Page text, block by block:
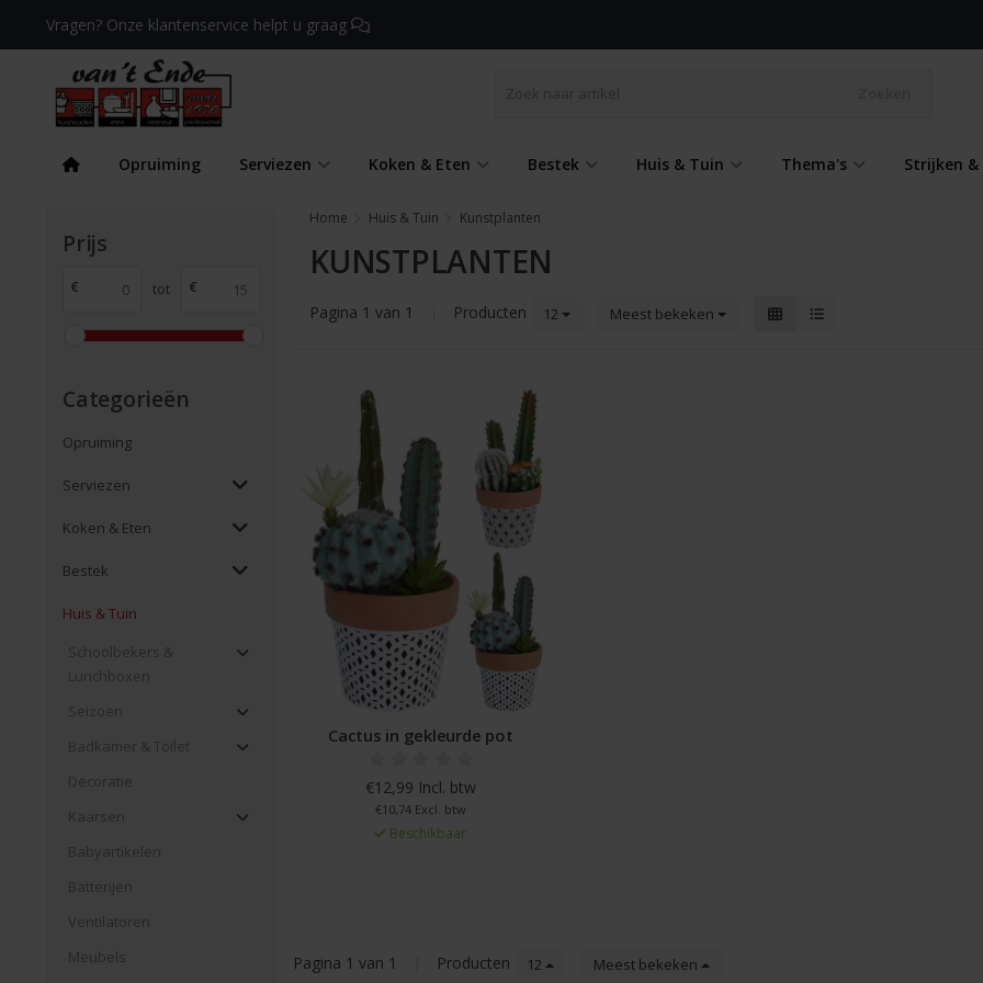
Vragen? Onze klantenservice helpt u graag
Opruiming Serviezen Koken & Eten Bestek Huis & Tuin Thema's Strijken &
Prijs
€ tot €
Categorieën
Opruiming
Serviezen
Koken & Eten
Bestek
Huis & Tuin
Schoolbekers &
Lunchboxen
Seizoen
Badkamer & Toilet
Decoratie
Kaarsen
Babyartikelen
Batterijen
Ventilatoren
Meubels
Home Huis & Tuin Kunstplanten
KUNSTPLANTEN
Pagina 1 van 1 Producten 12 Meest bekeken
Cactus in gekleurde pot
€12,99 Incl. btw
€10,74 Excl. btw
Beschikbaar
Pagina 1 van 1 Producten 12 Meest bekeken